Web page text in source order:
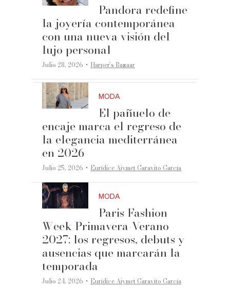
Pandora redefine
la joyería contemporánea
con una nueva visión del
lujo personal
Julio 28, 2026 ·Harper’s Bazaar
MODA
El pañuelo de
encaje marca el regreso de
la elegancia mediterránea
en 2026
Julio 25, 2026 ·Eurídice Aiymet Garavito García
MODA
Paris Fashion
Week Primavera-Verano
2027: los regresos, debuts y
ausencias que marcarán la
temporada
Julio 24, 2026 ·Eurídice Aiymet Garavito García